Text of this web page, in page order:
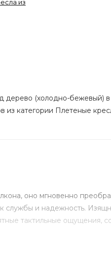
из
дерево (холодно-бежевый)
категории Плетеные
оно мгновенно
и надежность.
тактильные ощущения,